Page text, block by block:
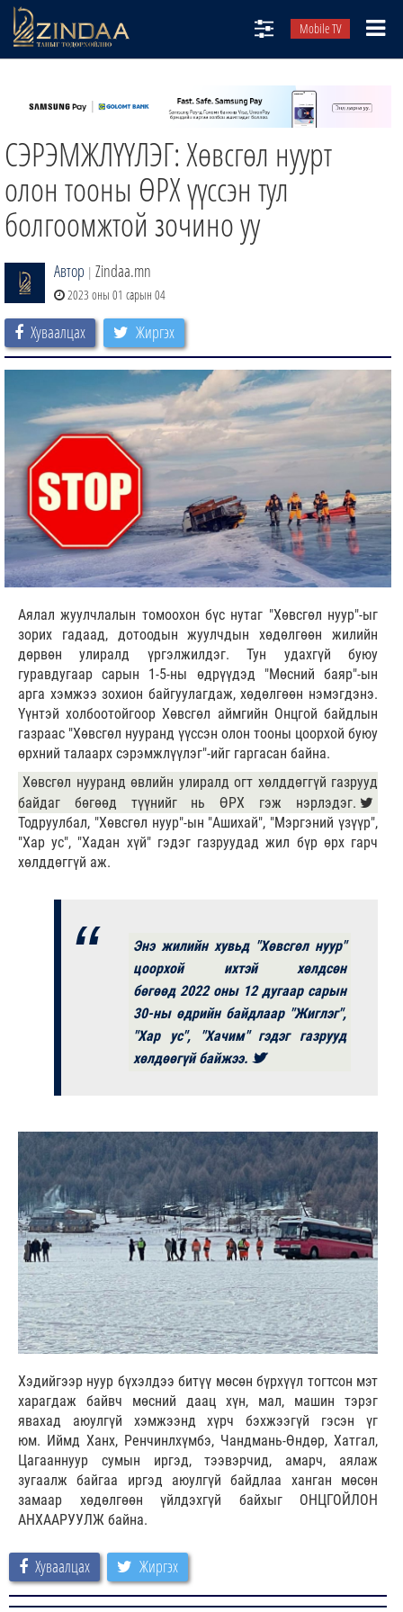
Mobile TV
ТВ8
ӨГЛӨӨНИЙ СОНИН
ЗИНДАА СЭТГҮҮЛ
СЭРЭМЖЛҮҮЛЭГ: Хөвсгөл нуурт
олон тооны ӨРХ үүссэн тул
болгоомжтой зочино уу
Автор | Zindaa.mn
2023 оны 01 сарын 04
Хуваалцах Жиргэх
Аялал жуулчлалын томоохон бүс нутаг "Хөвсгөл нуур"-ыг
зорих гадаад, дотоодын жуулчдын хөдөлгөөн жилийн
дөрвөн улиралд үргэлжилдэг. Тун удахгүй буюу
гуравдугаар сарын 1-5-ны өдрүүдэд "Мөсний баяр"-ын
арга хэмжээ зохион байгуулагдаж, хөдөлгөөн нэмэгдэнэ.
Үүнтэй холбоотойгоор Хөвсгөл аймгийн Онцгой байдлын
газраас "Хөвсгөл нууранд үүссэн олон тооны цоорхой буюу
өрхний талаарх сэрэмжлүүлэг"-ийг гаргасан байна.
Хөвсгөл нууранд өвлийн улиралд огт хөлддөггүй газрууд
байдаг бөгөөд түүнийг нь ӨРХ гэж нэрлэдэг.
Тодруулбал, "Хөвсгөл нуур"-ын "Ашихай", "Мэргэний үзүүр",
"Хар ус", "Хадан хүй" гэдэг газруудад жил бүр өрх гарч
хөлддөггүй аж.
Энэ жилийн хувьд "Хөвсгөл нуур"
цоорхой ихтэй хөлдсөн
бөгөөд 2022 оны 12 дугаар сарын
30-ны өдрийн байдлаар "Жиглэг",
"Хар ус", "Хачим" гэдэг газрууд
хөлдөөгүй байжээ.
Хэдийгээр нуур бүхэлдээ битүү мөсөн бүрхүүл тогтсон мэт
харагдаж байвч мөсний даац хүн, мал, машин тэрэг
явахад аюулгүй хэмжээнд хүрч бэхжээгүй гэсэн үг
юм. Иймд Ханх, Ренчинлхүмбэ, Чандмань-Өндөр, Хатгал,
Цагааннуур сумын иргэд, тээвэрчид, амарч, аялаж
зугаалж байгаа иргэд аюулгүй байдлаа ханган мөсөн
замаар хөдөлгөөн үйлдэхгүй байхыг ОНЦГОЙЛОН
АНХААРУУЛЖ байна.
Хуваалцах Жиргэх